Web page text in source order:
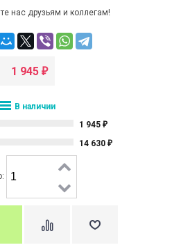
нас друзьям и коллегам!
1 945 ₽
В наличии
1 945 ₽
14 630 ₽